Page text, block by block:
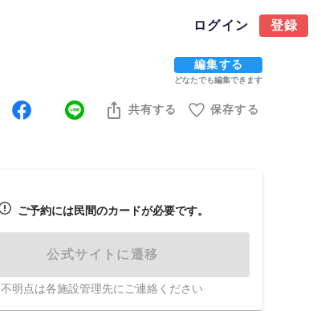
ログイン 登録
編集する
どなたでも編集できます
共有する 保存する
ご予約には民間のカードが必要です。
公式サイトに遷移
不明点は各施設管理先にご連絡ください